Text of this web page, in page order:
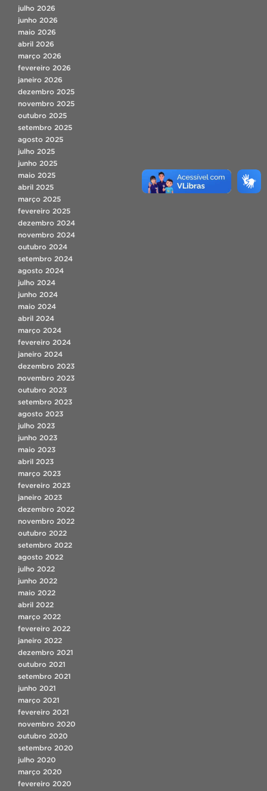
julho 2026
junho 2026
maio 2026
abril 2026
março 2026
fevereiro 2026
janeiro 2026
dezembro 2025
novembro 2025
outubro 2025
setembro 2025
agosto 2025
julho 2025
junho 2025
maio 2025
abril 2025
março 2025
fevereiro 2025
dezembro 2024
novembro 2024
outubro 2024
setembro 2024
agosto 2024
julho 2024
junho 2024
maio 2024
abril 2024
março 2024
fevereiro 2024
janeiro 2024
dezembro 2023
novembro 2023
outubro 2023
setembro 2023
agosto 2023
julho 2023
junho 2023
maio 2023
abril 2023
março 2023
fevereiro 2023
janeiro 2023
dezembro 2022
novembro 2022
outubro 2022
setembro 2022
agosto 2022
julho 2022
junho 2022
maio 2022
abril 2022
março 2022
fevereiro 2022
janeiro 2022
dezembro 2021
outubro 2021
setembro 2021
junho 2021
março 2021
fevereiro 2021
novembro 2020
outubro 2020
setembro 2020
julho 2020
março 2020
fevereiro 2020